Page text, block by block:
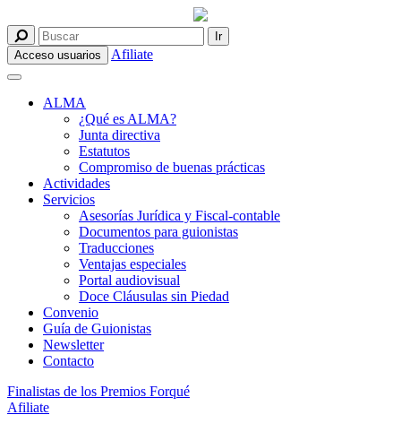
Acceso usuarios Afiliate
ALMA
¿Qué es ALMA?
Junta directiva
Estatutos
Compromiso de buenas prácticas
Actividades
Servicios
Asesorías Jurídica y Fiscal-contable
Documentos para guionistas
Traducciones
Ventajas especiales
Portal audiovisual
Doce Cláusulas sin Piedad
Convenio
Guía de Guionistas
Newsletter
Contacto
Finalistas de los Premios Forqué
Afiliate